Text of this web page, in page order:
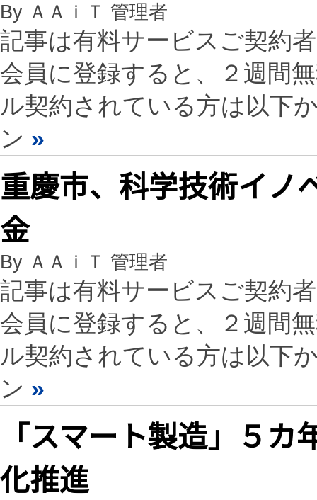
By ＡＡｉＴ 管理者
記事は有料サービスご契約
会員に登録すると、２週間
ル契約されている方は以下
ン »
重慶市、科学技術イノ
金
By ＡＡｉＴ 管理者
記事は有料サービスご契約
会員に登録すると、２週間
ル契約されている方は以下
ン »
「スマート製造」５
化推進